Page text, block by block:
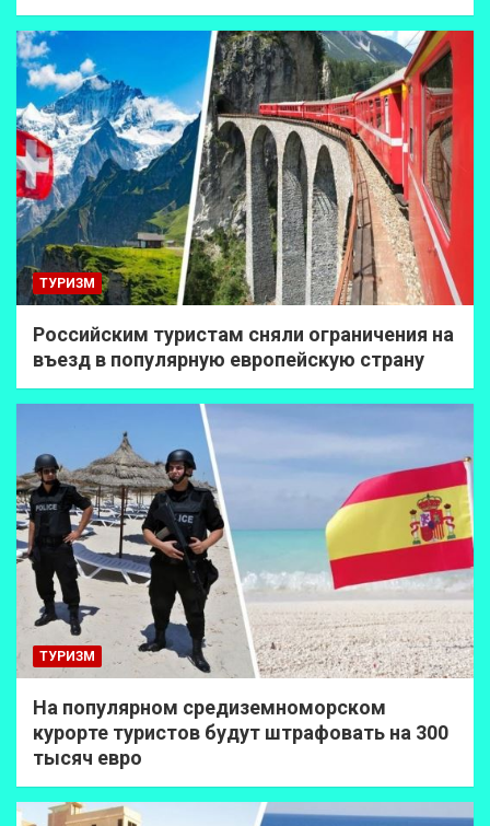
ТУРИЗМ
Российским туристам сняли ограничения на
въезд в популярную европейскую страну
ТУРИЗМ
На популярном средиземноморском
курорте туристов будут штрафовать на 300
тысяч евро